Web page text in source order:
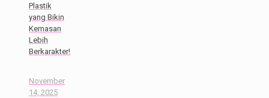
Plastik
yang Bikin
Kemasan
Lebih
Berkarakter!
November
14, 2025